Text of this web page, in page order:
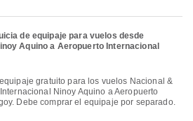
de equipaje para vuelos desde
Aquino a Aeropuerto Internacional
Ninoy Aquino a Aeropuerto
Debe comprar el equipaje por separado.